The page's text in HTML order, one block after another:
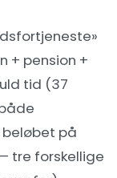
+ pension +
tid (37
beløbet på
tre forskellige